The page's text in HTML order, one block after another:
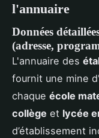
l'annuaire
Données
(adresse,
L'annuaire des
fournit une mine
chaque école
collège et lycée
d’établissement